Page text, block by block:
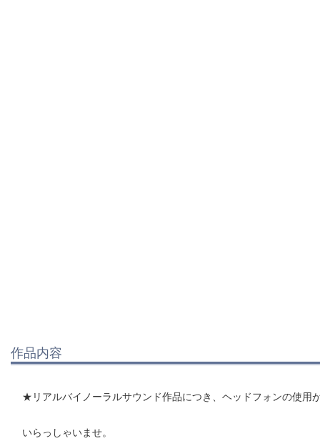
作品内容
★リアルバイノーラルサウンド作品につき、ヘッドフォンの使用
いらっしゃいませ。